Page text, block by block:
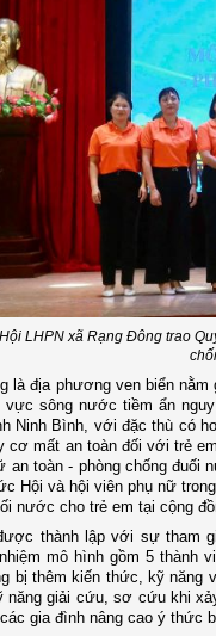
LHPN xã Rạng Đông trao
là địa phương ven biển
vực sông nước tiềm ẩn
Ninh Bình, với đặc thù có
cơ mất an toàn đối với trẻ
an toàn - phòng chống đuối
Hội và hội viên phụ nữ
nước cho trẻ em tại cộng
thành lập với sự tham
mô hình gồm 5 thành
bị thêm kiến thức, kỹ năng
năng giải cứu, sơ cứu khi
gia đình nâng cao ý thức